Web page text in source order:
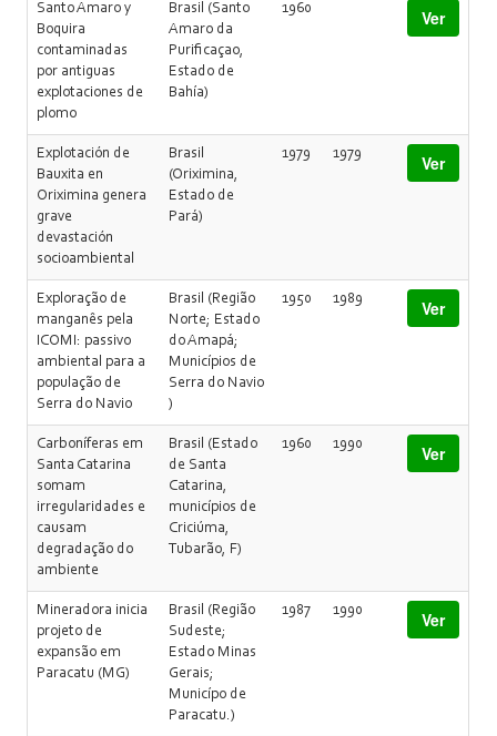
Santo Amaro y
Boquira
contaminadas
por antiguas
explotaciones de
plomo
Brasil (Santo
Amaro da
Purificaçao,
Estado de
Bahía)
1960 Ver
Explotación de
Bauxita en
Oriximina genera
grave
devastación
socioambiental
Brasil
(Oriximina,
Estado de
Pará)
1979 1979 Ver
Exploração de
manganês pela
ICOMI: passivo
ambiental para a
população de
Serra do Navio
Brasil (Região
Norte; Estado
do Amapá;
Municípios de
Serra do Navio
)
1950 1989 Ver
Carboníferas em
Santa Catarina
somam
irregularidades e
causam
degradação do
ambiente
Brasil (Estado
de Santa
Catarina,
municípios de
Criciúma,
Tubarão, F)
1960 1990 Ver
Mineradora inicia
projeto de
expansão em
Paracatu (MG)
Brasil (Região
Sudeste;
Estado Minas
Gerais;
Municípo de
Paracatu.)
1987 1990 Ver